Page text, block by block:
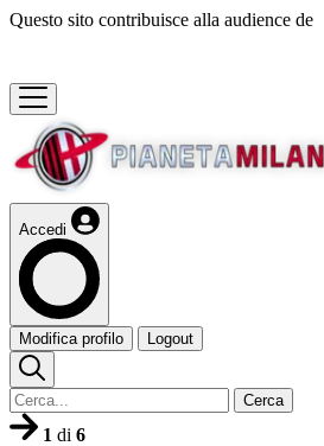
Questo sito contribuisce alla audience de
Accedi
Modifica profilo Logout
Cerca
1 di 6